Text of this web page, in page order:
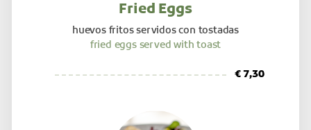
Fried Eggs
huevos fritos servidos con tostadas
fried eggs served with toast
€ 7,30